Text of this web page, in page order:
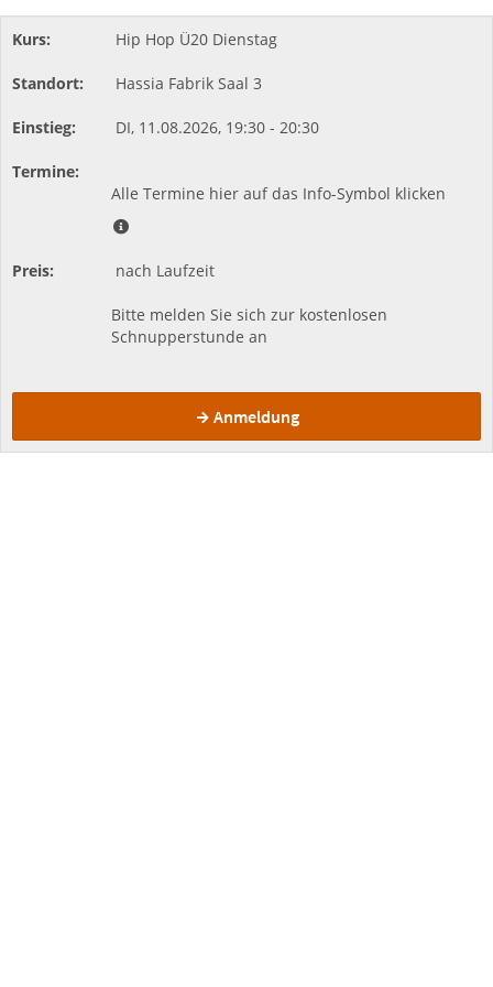
Hip Hop Ü20 Dienstag
Hassia Fabrik Saal 3
DI, 11.08.2026, 19:30 - 20:30
Alle Termine hier auf das Info-Symbol klicken
nach Laufzeit
Bitte melden Sie sich zur kostenlosen
Schnupperstunde an
Anmeldung